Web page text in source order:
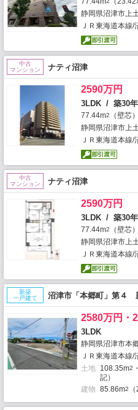
静岡県沼津市上
ＪＲ東海道本線/
中古
マンション
ナティ沼津
2590万円
3LDK / 築30年
77.44m2
（壁芯）
静岡県沼津市上
ＪＲ東海道本線/
中古
マンション
ナティ沼津
2590万円
3LDK / 築30年
77.44m2
（壁芯）
静岡県沼津市上
ＪＲ東海道本線/
新築
一戸建て
沼津市「本郷町」第４
2580万円・
3LDK
静岡県沼津市本
ＪＲ東海道本線/
土地 108.35m2
記）
建物 85.86m2